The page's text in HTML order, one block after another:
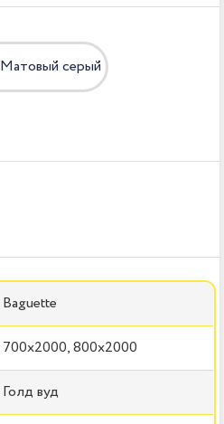
Матовый серый
Baguette
700x2000, 800x2000
Голд вуд